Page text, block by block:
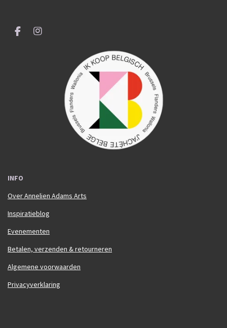
F
I
INFO
Over Annelien Adams Arts
Inspiratieblog
Evenementen
Betalen, verzenden & retourneren
Algemene voorwaarden
Privacyverklaring